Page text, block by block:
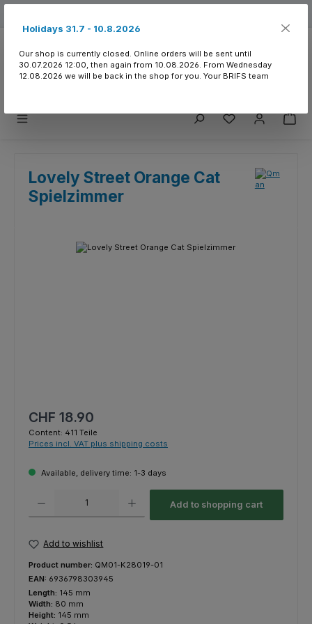
You have 0
Lovely Street Orange Cat
Spielzimmer
Skip image gallery
Regular price:
CHF 18.90
Content: 411 Teile
Prices incl. VAT plus shipping costs
Available, delivery time: 1-3 days
Add to shopping cart
Add to wishlist
Product number: QM01-K28019-01
EAN: 6936798303945
Length: 145 mm
Width: 80 mm
Height: 145 mm
Holidays 31.7 - 10.8.2026
Our shop is currently closed. Online orders will be sent until
30.07.2026 12:00, then again from 10.08.2026. From Wednesday
12.08.2026 we will be back in the shop for you. Your BRIFS team